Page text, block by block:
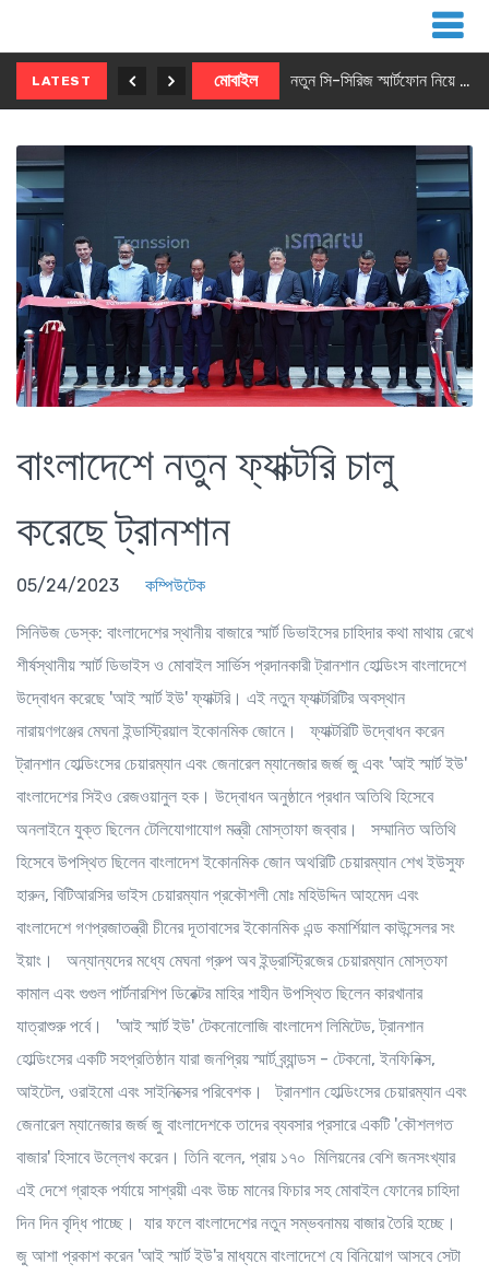
LATEST মোবাইল নতুন সি-সিরিজ স্মার্টফোন নিয়ে আসছে রিয়েলমি
বাংলাদেশে নতুন ফ্যাক্টরি চালু
করেছে ট্রানশান
05/24/2023 কম্পিউটেক
সিনিউজ ডেস্ক: বাংলাদেশের স্থানীয় বাজারে স্মার্ট ডিভাইসের চাহিদার কথা মাথায় রেখে
শীর্ষস্থানীয় স্মার্ট ডিভাইস ও মোবাইল সার্ভিস প্রদানকারী ট্রানশান হোল্ডিংস বাংলাদেশে
উদ্বোধন করেছে 'আই স্মার্ট ইউ' ফ্যাক্টরি। এই নতুন ফ্যাক্টরিটির অবস্থান
নারায়ণগঞ্জের মেঘনা ইন্ডাস্ট্রিয়াল ইকোনমিক জোনে। ফ্যাক্টরিটি উদ্বোধন করেন
ট্রানশান হোল্ডিংসের চেয়ারম্যান এবং জেনারেল ম্যানেজার জর্জ জু এবং 'আই স্মার্ট ইউ'
বাংলাদেশের সিইও রেজওয়ানুল হক। উদ্বোধন অনুষ্ঠানে প্রধান অতিথি হিসেবে
অনলাইনে যুক্ত ছিলেন টেলিযোগাযোগ মন্ত্রী মোস্তাফা জব্বার। সম্মানিত অতিথি
হিসেবে উপস্থিত ছিলেন বাংলাদেশ ইকোনমিক জোন অথরিটি চেয়ারম্যান শেখ ইউসুফ
হারুন, বিটিআরসির ভাইস চেয়ারম্যান প্রকৌশলী মোঃ মহিউদ্দিন আহমেদ এবং
বাংলাদেশে গণপ্রজাতন্ত্রী চীনের দূতাবাসের ইকোনমিক এন্ড কমার্শিয়াল কাউন্সেলর সং
ইয়াং। অন্যান্যদের মধ্যে মেঘনা গ্রুপ অব ইন্ড্রাস্ট্রিজের চেয়ারম্যান মোস্তফা
কামাল এবং গুগুল পার্টনারশিপ ডিরেক্টর মাহির শাহীন উপস্থিত ছিলেন কারখানার
যাত্রাশুরু পর্বে। 'আই স্মার্ট ইউ' টেকনোলোজি বাংলাদেশ লিমিটেড, ট্রানশান
হোল্ডিংসের একটি সহপ্রতিষ্ঠান যারা জনপ্রিয় স্মার্ট ব্র্যান্ডস - টেকনো, ইনফিনিক্স,
আইটেল, ওরাইমো এবং সাইনিক্সের পরিবেশক। ট্রানশান হোল্ডিংসের চেয়ারম্যান এবং
জেনারেল ম্যানেজার জর্জ জু বাংলাদেশকে তাদের ব্যবসার প্রসারে একটি 'কৌশলগত
বাজার' হিসাবে উল্লেখ করেন। তিনি বলেন, প্রায় ১৭০ মিলিয়নের বেশি জনসংখ্যার
এই দেশে গ্রাহক পর্যায়ে সাশ্রয়ী এবং উচ্চ মানের ফিচার সহ মোবাইল ফোনের চাহিদা
দিন দিন বৃদ্ধি পাচ্ছে। যার ফলে বাংলাদেশের নতুন সম্ভবনাময় বাজার তৈরি হচ্ছে।
জু আশা প্রকাশ করেন 'আই স্মার্ট ইউ'র মাধ্যমে বাংলাদেশে যে বিনিয়োগ আসবে সেটা